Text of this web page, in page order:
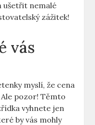
ušetřit nemalé
zážitek!
vás
myslí, že cena
pozor! Těmto
vyhnete jen
by vás mohly